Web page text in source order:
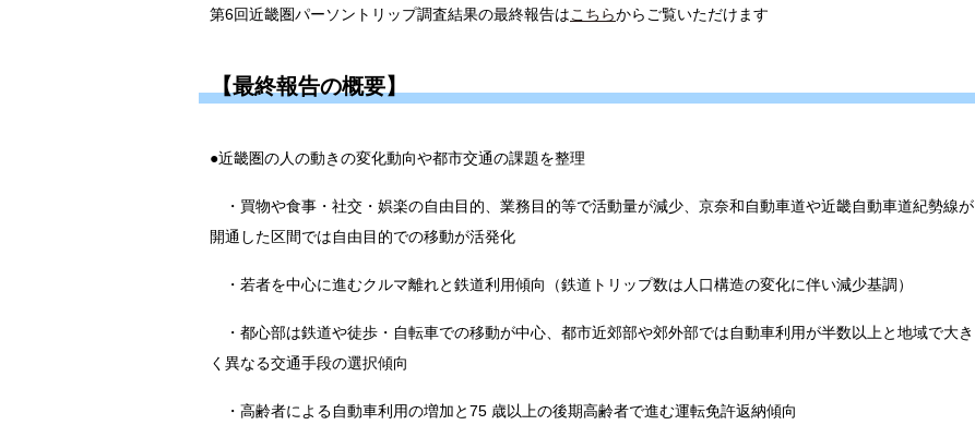
第6回近畿圏パーソントリップ調査結果の最終報告はこちらからご覧いただけます
【最終報告の概要】
●近畿圏の人の動きの変化動向や都市交通の課題を整理
・買物や食事・社交・娯楽の自由目的、業務目的等で活動量が減少、京奈和自動車道や近畿自動車道紀勢線が
開通した区間では自由目的での移動が活発化
・若者を中心に進むクルマ離れと鉄道利用傾向（鉄道トリップ数は人口構造の変化に伴い減少基調）
・都心部は鉄道や徒歩・自転車での移動が中心、都市近郊部や郊外部では自動車利用が半数以上と地域で大き
く異なる交通手段の選択傾向
・高齢者による自動車利用の増加と75 歳以上の後期高齢者で進む運転免許返納傾向